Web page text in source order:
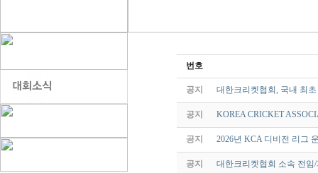
번호
공지 대한크리켓협회, 국내 최
공지 KOREA CRICKET
공지 2026년 KCA 디비전 리그
공지 대한크리켓협회 소속 전임